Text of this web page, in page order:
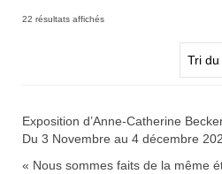
22 résultats affichésTrié
ancien
Exposition d’Anne-Catherine
Du 3 Novembre au 4 décembre
« Nous sommes faits de la même